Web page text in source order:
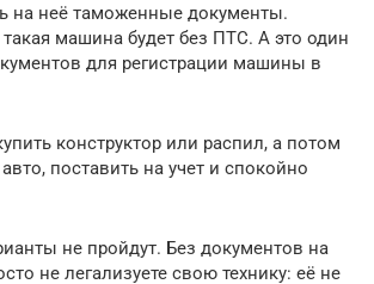
на неё таможенные документы.
машина будет без ПТС. А это один
для регистрации машины в
конструктор или распил, а потом
поставить на учет и спокойно
не пройдут. Без документов на
не легализуете свою технику: её не